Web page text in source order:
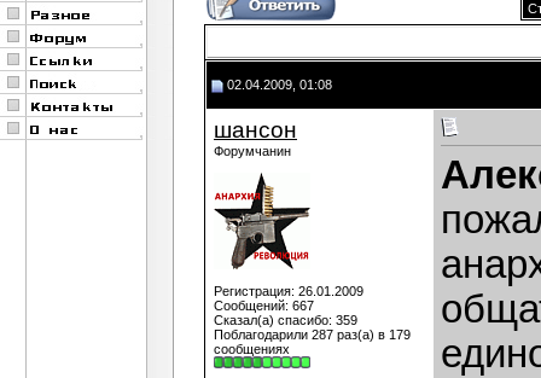
02.04.2009, 01:08
шансон
Форумчанин
Регистрация: 26.01.2009
Сообщений: 667
Сказал(а) спасибо: 359
Поблагодарили 287 раз(а) в 179
сообщениях